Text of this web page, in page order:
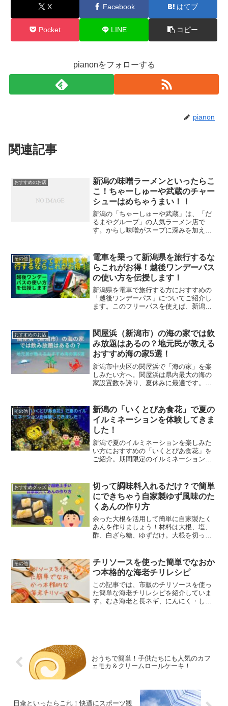
X Facebook はてブ
Pocket LINE コピー
pianonをフォローする
pianon
関連記事
おすすめのお店
新潟の味噌ラーメンといったらこ
こ！ちゃーしゅーや武蔵のチャー
シューはめちゃうまい！！
新潟の「ちゃーしゅーや武蔵」は、「だ
るまやグループ」の人気ラーメン店で
す。からし味噌がスープに深みを加え、
ーメンが特価で提供され、多くの人々が
並びます。家族で楽しめる味とテイクア
ウトも充実しており、特製チャーシュー
丼もおすすめです。
その他
電車を乗って新潟県を旅行するな
らこれがお得！越後ワンデーパス
の使い方を伝授します！
新潟県を電車で旅行する方におすすめの
「越後ワンデーパス」についてご紹介し
ます。このフリーパスを使えば、新潟県
ます。
おすすめのお店
関屋浜（新潟市）の海の家では飲
み放題はあるの？地元民が教える
おすすめ海の家5選！
新潟市中央区の関屋浜で「海の家」を楽
しみたい方へ。関屋浜は県内最大の海の
家設置数を誇り、夏休みに最適です。飲
実際に行って、店員に取材した結果など
を紹介します。
その他
新潟の「いくとぴあ食花」で夏の
イルミネーションを体験してきま
した！
新潟で夏のイルミネーションを楽しみた
い方におすすめの「いくとぴあ食花」を
ご紹介。期間限定のイルミネーション
し方を探している方はぜひ訪れてみてく
ださい。
おすすめグッズ
切って調味料入れるだけ？で簡単
にできちゃう自家製ゆず風味のた
くあんの作り方
余った大根を活用して簡単に自家製たく
あんを作りましょう！材料は大根、塩、
酢、白ざら糖、ゆずだけ。大根を切って
がポイント。ほんのり甘く、ゆずの香り
がご飯にもお餅にもピッタリ。簡単で美
味しいたくあん作り、ぜひお試しくださ
い！
その他
チリソースを使った簡単でなおか
つ本格的な海老チリレシピ
この記事では、市販のチリソースを使っ
た簡単な海老チリレシピを紹介していま
す。むき海老と長ネギ、にんにく・しょ
おうちで簡単！子供たちにも人気のカフ
ェモカ＆クリームロールケーキ！
日傘といったらこれ！快適にスポーツ観